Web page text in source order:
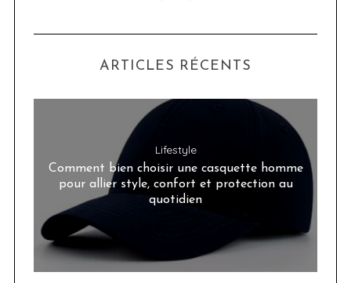
ARTICLES RÉCENTS
Lifestyle
Comment bien choisir une casquette homme
pour allier style, confort et protection au
quotidien